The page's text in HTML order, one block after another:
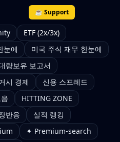
☕ Support
ETF (2x/3x)
눈에
미국 주식 재무 한눈에
량보유 보고서
시 경제
신용 스프레드
HITTING ZONE
반응
실적 랭킹
✦ Premium-search